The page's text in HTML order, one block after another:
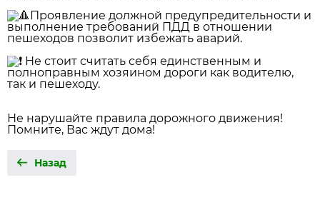
Проявление должной предупредительности и
выполнение требований ПДД в отношении
пешеходов позволит избежать аварий.
Не стоит считать себя единственным и
полноправным хозяином дороги как водителю,
так и пешеходу.
Не нарушайте правила дорожного движения!
Помните, Вас ждут дома!
Назад